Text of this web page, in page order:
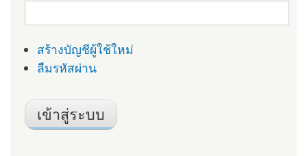
สร้างบัญชีผู้ใช้ใหม่
ลืมรหัสผ่าน